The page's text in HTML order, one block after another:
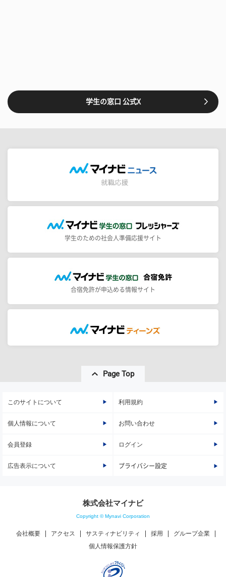
学生の窓口 公式X
学生のための社会人準備応援サイト
合宿免許が申込める情報サイト
Page Top
このサイトについて 利用規約
個人情報について お問い合わせ
会員登録 ログイン
広告表示について プライバシー設定
株式会社マイナビ
Copyright © Mynavi Corporation
会社概要 アクセス サスティナビリティ 採用
グループ企業
個人情報保護方針